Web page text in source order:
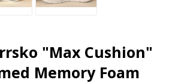
"Max Cushion"
Memory Foam